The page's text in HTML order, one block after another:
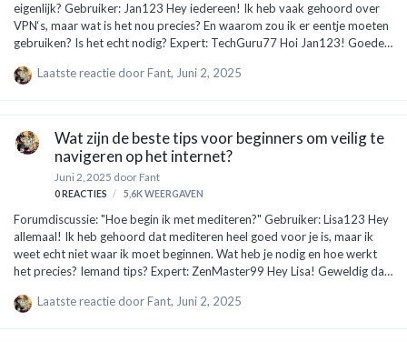
eigenlijk? Gebruiker: Jan123 Hey iedereen! Ik heb vaak gehoord over
VPN‘s, maar wat is het nou precies? En waarom zou ik er eentje moeten
gebruiken? Is het echt nodig? Expert: TechGuru77 Hoi Jan123! Goede
simpel houden. Een VPN, of Virtual Private Network, is eigenlijk een
internetprovider zien welke websites je bezoekt. Dat is niet zo leuk,
toch? Met een VPN wordt jouw internetverkeer …
Laatste reactie doorFant, Juni 2, 2025
Wat zijn de beste tips voor beginners om veilig te
navigeren op het internet?
Juni 2, 2025 door Fant
0REACTIES 5,6K WEERGAVEN
Forumdiscussie: "Hoe begin ik met mediteren?" Gebruiker: Lisa123 Hey
allemaal! Ik heb gehoord dat mediteren heel goed voor je is, maar ik
weet echt niet waar ik moet beginnen. Wat heb je nodig en hoe werkt
het precies? Iemand tips? Expert: ZenMaster99 Hey Lisa! Geweldig dat
Hier zijn een paar stappen om je op weg te helpen: Kies een rustig
Laatste reactie doorFant, Juni 2, 2025